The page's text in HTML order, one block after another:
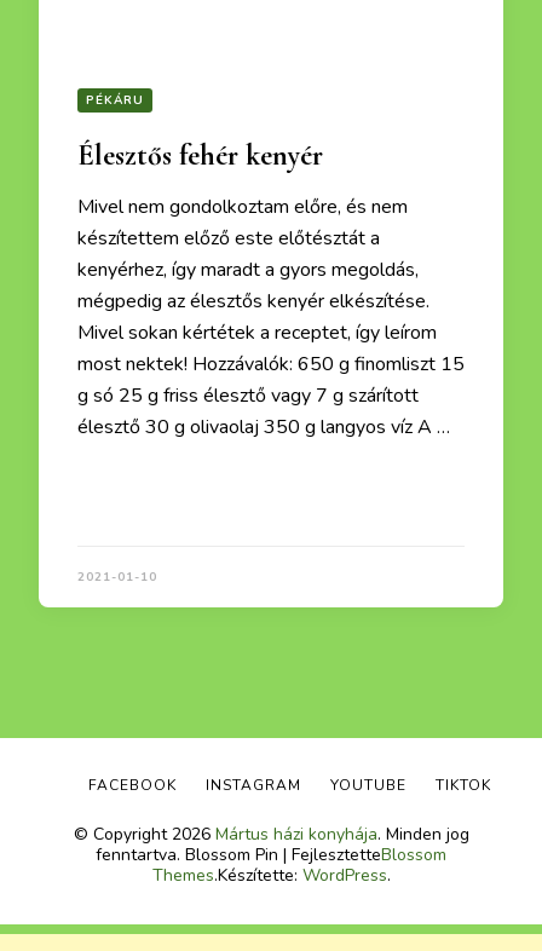
PÉKÁRU
Élesztős fehér kenyér
Mivel nem gondolkoztam előre, és nem
készítettem előző este előtésztát a
kenyérhez, így maradt a gyors megoldás,
mégpedig az élesztős kenyér elkészítése.
Mivel sokan kértétek a receptet, így leírom
most nektek! Hozzávalók: 650 g finomliszt 15
g só 25 g friss élesztő vagy 7 g szárított
élesztő 30 g olivaolaj 350 g langyos víz A …
2021-01-10
© Copyright 2026 Mártus házi konyhája. Minden jog
fenntartva. Blossom Pin | FejlesztetteBlossom
Themes.Készítette: WordPress.
FACEBOOK INSTAGRAM YOUTUBE TIKTOK